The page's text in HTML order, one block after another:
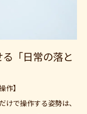
「日常の落と
作】
けで操作する姿勢は、